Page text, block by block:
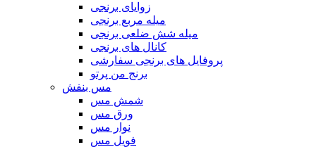
زوایای برنجی
میله مربع برنجی
میله شش ضلعی برنجی
کانال های برنجی
پروفایل های برنجی سفارشی
برنج من پرتو
مس بنفش
شمش مس
ورق مس
نوار مس
فویل مس